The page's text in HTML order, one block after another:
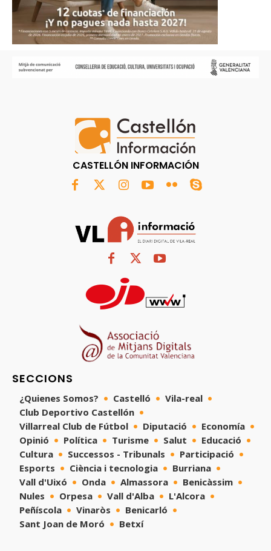
CASTELLÓN INFORMACIÓN
SECCIONS
¿Quienes Somos? Castelló
Vila-real
Club Deportivo Castellón
Villarreal Club de Fútbol
Diputació
Economía
Opinió
Política Turisme Salut
Educació
Cultura
Successos - Tribunals
Participació
Esports
Ciència i tecnologia
Burriana
Vall d'Uixó
Onda Almassora
Benicàssim
Nules
Orpesa Vall d'Alba
L'Alcora
Peñíscola
Vinaròs
Benicarló
Sant Joan de Moró
Betxí